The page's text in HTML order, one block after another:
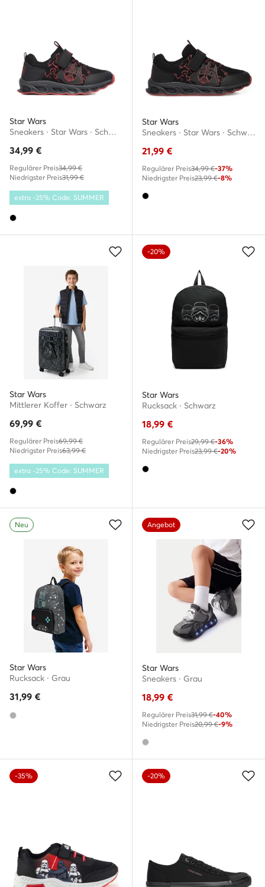
Star Wars
Sneakers · Star Wars · Schwarz
34,99 €
Regulärer Preis34,99 €
Niedrigster Preis31,99 €
extra -25% Code: SUMMER
Star Wars
Sneakers · Star Wars · Schwarz
21,99 €
Regulärer Preis34,99 €-37%
Niedrigster Preis23,99 €-8%
Star Wars
Mittlerer Koffer · Schwarz
69,99 €
Regulärer Preis69,99 €
Niedrigster Preis63,99 €
extra -25% Code: SUMMER
-20%
Star Wars
Rucksack · Schwarz
18,99 €
Regulärer Preis29,99 €-36%
Niedrigster Preis23,99 €-20%
Neu
Star Wars
Rucksack · Grau
31,99 €
Angebot
Star Wars
Sneakers · Grau
18,99 €
Regulärer Preis31,99 €-40%
Niedrigster Preis20,99 €-9%
-35% -20%